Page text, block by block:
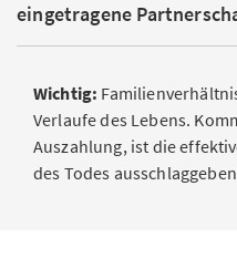
eingetragene
Wichtig:
Verlaufe des Lebens.
Auszahlung, ist die
des Todes